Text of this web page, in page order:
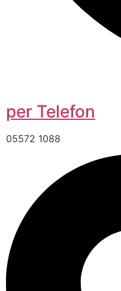
per Telefon
05572 1088